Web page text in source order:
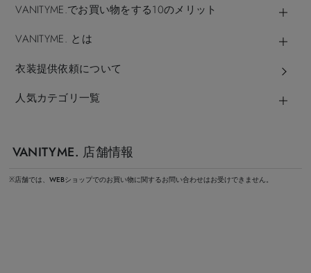
VANITYME.でお買い物をする10のメリット
VANITYME. とは
衣装提供依頼について
人気カテゴリ一覧
VANITYME. 店舗情報
※店舗では、WEBショップでのお買い物に関するお問い合わせはお受けできません。